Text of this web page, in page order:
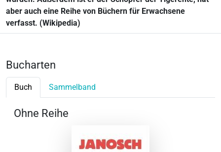
aber auch eine Reihe von Büchern für Erwachsene
verfasst. (Wikipedia)
Bucharten
Buch Sammelband
Ohne Reihe